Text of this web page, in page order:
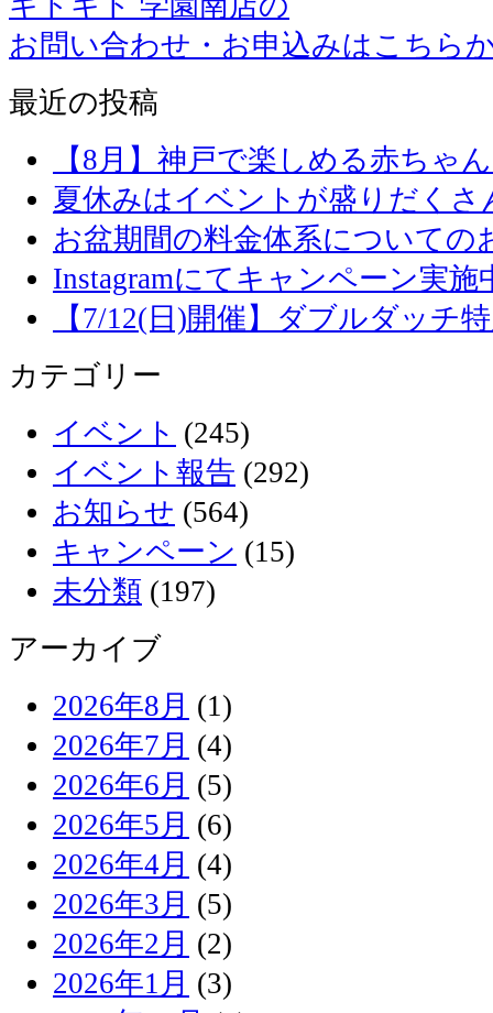
お問い合わせ・お申込みはこちら
最近の投稿
【8月】神戸で楽しめる赤ちゃ
夏休みはイベントが盛りだくさ
お盆期間の料金体系についての
Instagramにてキャンペーン実施
【7/12(日)開催】ダブルダッチ
カテゴリー
イベント (245)
イベント報告 (292)
お知らせ (564)
キャンペーン (15)
未分類 (197)
アーカイブ
2026年8月 (1)
2026年7月 (4)
2026年6月 (5)
2026年5月 (6)
2026年4月 (4)
2026年3月 (5)
2026年2月 (2)
2026年1月 (3)